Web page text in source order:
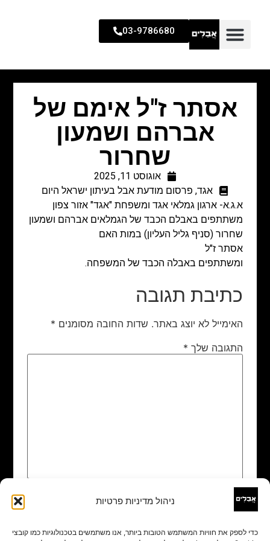
ניהול מדיניות פרטיות
כדי לספק את חוויות המשתמש הטובות ביותר, אנו משתמשים בטכנולוגיות כמו קובצי
03-9786680
אסתר ז"ל אימם של
אברהם ושמעון
שחרור
אוגוסט 11, 2025
אגד, פרסום מודעת אבל בעיתון ישראל היום
א.ג.א- ארגון גמלאי אגד ומשפחת "אגד" אזור צפון
משתתפים באבלם הכבד של הגמלאים אברהם ושמעון
שחרור (סניף גליל העליון) במות האם
אסתר ז"ל
ומשתתפים באבלה הכבד של המשפחה.
כתיבת תגובה
האימייל לא יוצג באתר. שדות החובה מסומנים *
התגובה שלך *
שם